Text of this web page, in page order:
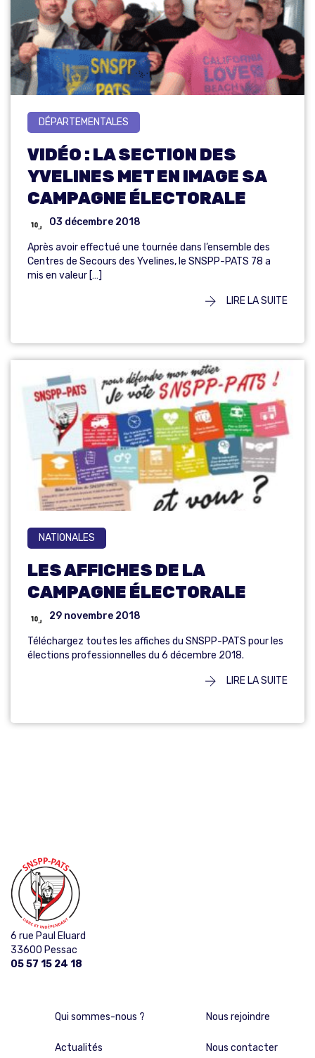
DÉPARTEMENTALES
VIDÉO : LA SECTION DES
YVELINES MET EN IMAGE SA
CAMPAGNE ÉLECTORALE
03 décembre 2018
Après avoir effectué une tournée dans l’ensemble des
Centres de Secours des Yvelines, le SNSPP-PATS 78 a
mis en valeur […]
LIRE LA SUITE
NATIONALES
LES AFFICHES DE LA
CAMPAGNE ÉLECTORALE
29 novembre 2018
Téléchargez toutes les affiches du SNSPP-PATS pour les
élections professionnelles du 6 décembre 2018.
LIRE LA SUITE
6 rue Paul Eluard
33600 Pessac
05 57 15 24 18
Qui sommes-nous ?
Actualités
Nous rejoindre
Nous contacter